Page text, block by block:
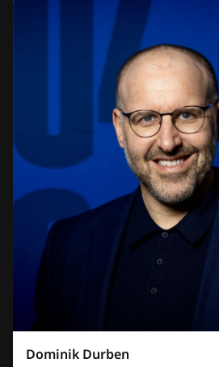
Dominik Durben